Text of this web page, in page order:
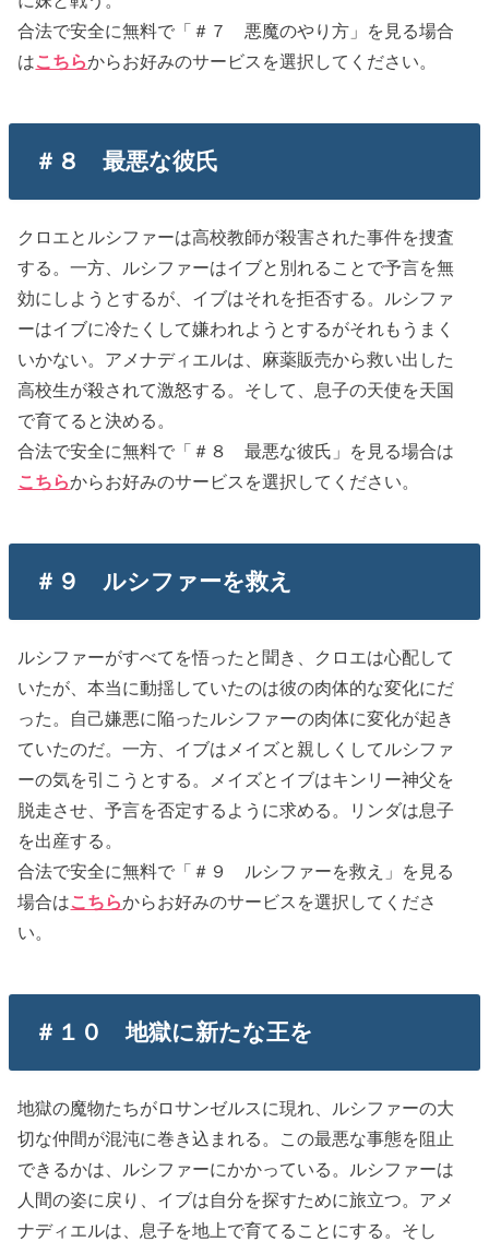
合法で安全に無料で「＃７ 悪魔のやり方」を見る場合
はこちらからお好みのサービスを選択してください。
＃８ 最悪な彼氏
クロエとルシファーは高校教師が殺害された事件を捜査
する。一方、ルシファーはイブと別れることで予言を無
効にしようとするが、イブはそれを拒否する。ルシファ
ーはイブに冷たくして嫌われようとするがそれもうまく
いかない。アメナディエルは、麻薬販売から救い出した
高校生が殺されて激怒する。そして、息子の天使を天国
で育てると決める。
合法で安全に無料で「＃８ 最悪な彼氏」を見る場合は
こちらからお好みのサービスを選択してください。
＃９ ルシファーを救え
ルシファーがすべてを悟ったと聞き、クロエは心配して
いたが、本当に動揺していたのは彼の肉体的な変化にだ
った。自己嫌悪に陥ったルシファーの肉体に変化が起き
ていたのだ。一方、イブはメイズと親しくしてルシファ
ーの気を引こうとする。メイズとイブはキンリー神父を
脱走させ、予言を否定するように求める。リンダは息子
を出産する。
合法で安全に無料で「＃９ ルシファーを救え」を見る
場合はこちらからお好みのサービスを選択してくださ
い。
＃１０ 地獄に新たな王を
地獄の魔物たちがロサンゼルスに現れ、ルシファーの大
切な仲間が混沌に巻き込まれる。この最悪な事態を阻止
できるかは、ルシファーにかかっている。ルシファーは
人間の姿に戻り、イブは自分を探すために旅立つ。アメ
ナディエルは、息子を地上で育てることにする。そし